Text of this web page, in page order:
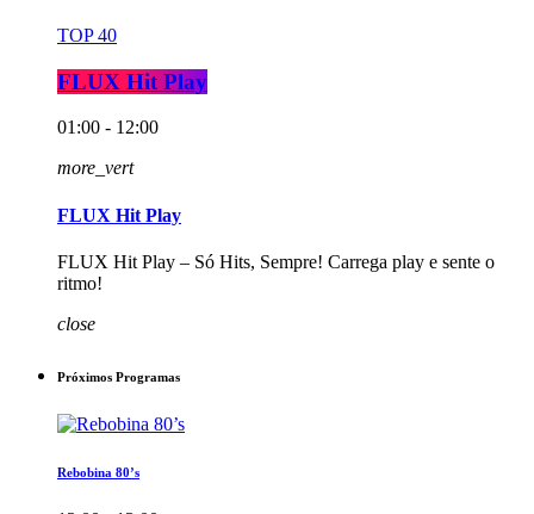
TOP 40
FLUX Hit Play
01:00 - 12:00
more_vert
FLUX Hit Play
FLUX Hit Play – Só Hits, Sempre! Carrega play e sente o
ritmo!
close
Próximos Programas
Rebobina 80’s